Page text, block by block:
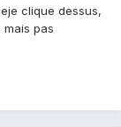
clique dessus,
pas